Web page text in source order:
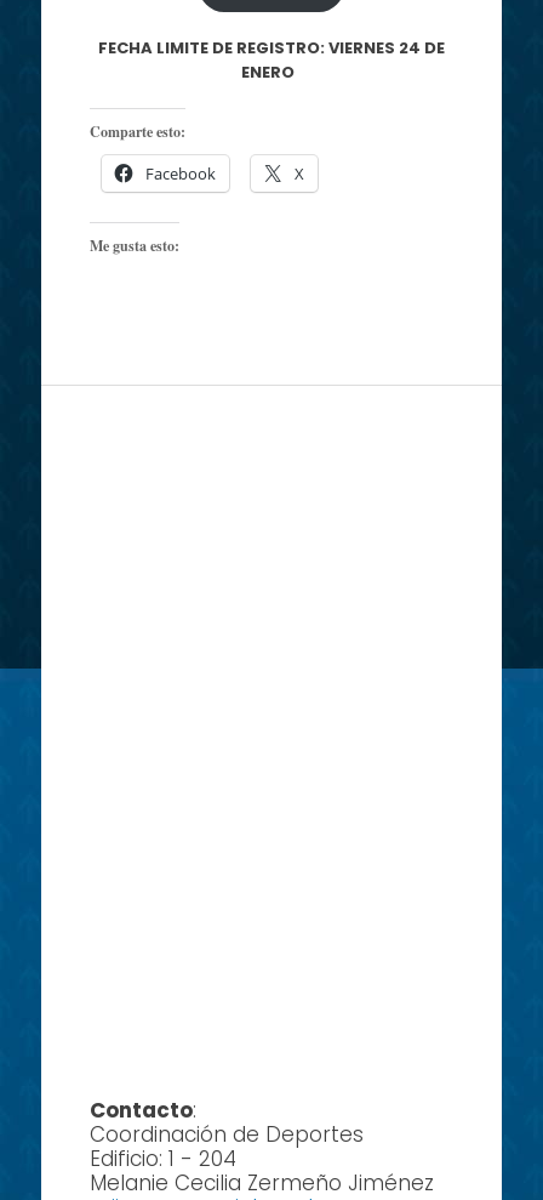
FECHA LIMITE DE REGISTRO: VIERNES 24 DE
ENERO
Comparte esto:
Facebook X
Me gusta esto:
Contacto:
Coordinación de Deportes
Edificio: 1 - 204
Melanie Cecilia Zermeño Jiménez